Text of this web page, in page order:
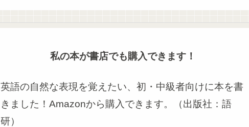
私の本が書店でも購入できます！
英語の自然な表現を覚えたい、初・中級者向けに本を書
きました！Amazonから購入できます。（出版社：語
研）